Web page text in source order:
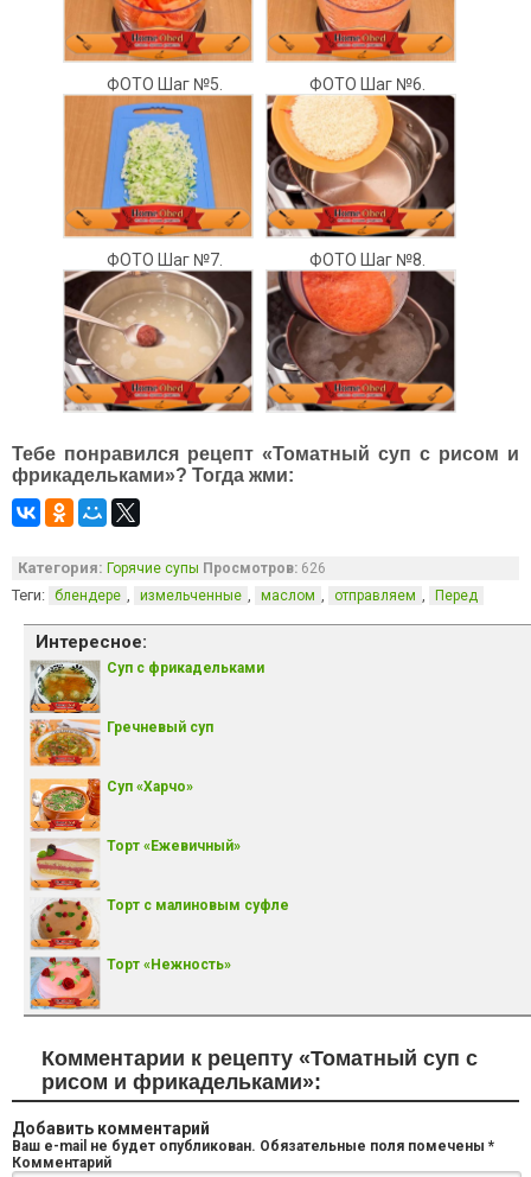
ФОТО Шаг №5. ФОТО Шаг №6.
ФОТО Шаг №7. ФОТО Шаг №8.
Тебе понравился рецепт «Томатный суп с рисом и
фрикадельками»? Тогда жми:
Категория: Горячие супы Просмотров: 626
Теги: блендере , измельченные , маслом , отправляем , Перед
Интересное:
Суп с фрикадельками
Гречневый суп
Суп «Харчо»
Торт «Ежевичный»
Торт с малиновым суфле
Торт «Нежность»
Комментарии к рецепту «Томатный суп с
рисом и фрикадельками»:
Добавить комментарий
Ваш e-mail не будет опубликован. Обязательные поля помечены *
Комментарий